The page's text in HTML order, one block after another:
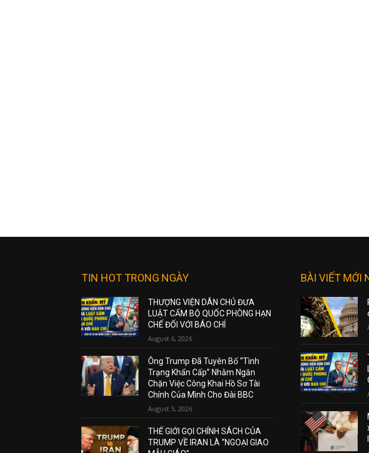
TIN HOT TRONG NGÀY
THƯỢNG VIỆN DÂN CHỦ ĐƯA
LUẬT CẤM BỘ QUỐC PHÒNG HẠN
CHẾ ĐỐI VỚI BÁO CHÍ
August 6, 2026
Ông Trump Đã Tuyên Bố “Tình
Trạng Khẩn Cấp” Nhằm Ngăn
Chặn Việc Công Khai Hồ Sơ Tài
Chính Của Mình Cho Đài BBC
August 5, 2026
THẾ GIỚI GỌI CHÍNH SÁCH CỦA
TRUMP VỀ IRAN LÀ “NGOẠI GIAO
BÀI VIẾT MỚI